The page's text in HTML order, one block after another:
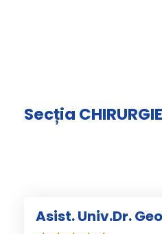
Secția
Asist. Univ.Dr.